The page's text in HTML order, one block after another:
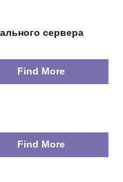
сервера
Find More
Find More